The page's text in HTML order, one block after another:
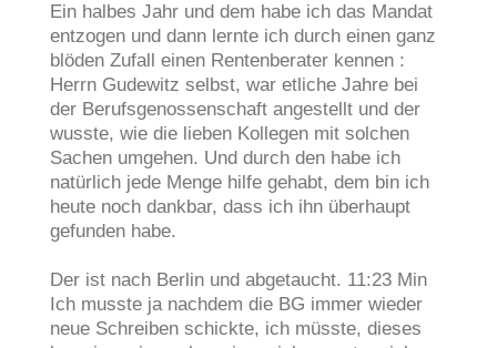
Ein halbes Jahr und dem habe ich das Mandat
entzogen und dann lernte ich durch einen ganz
blöden Zufall einen Rentenberater kennen :
Herrn Gudewitz selbst, war etliche Jahre bei
der Berufsgenossenschaft angestellt und der
wusste, wie die lieben Kollegen mit solchen
Sachen umgehen. Und durch den habe ich
natürlich jede Menge hilfe gehabt, dem bin ich
heute noch dankbar, dass ich ihn überhaupt
gefunden habe.
Der ist nach Berlin und abgetaucht. 11:23 Min
Ich musste ja nachdem die BG immer wieder
neue Schreiben schickte, ich müsste, dieses